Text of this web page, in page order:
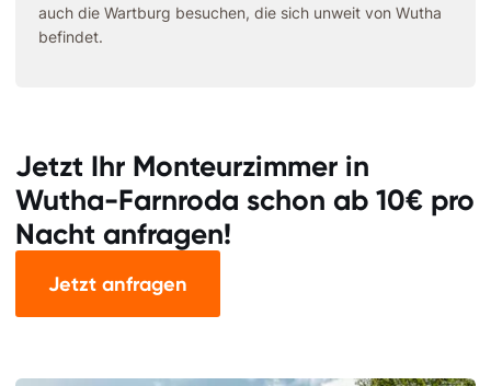
auch die Wartburg besuchen, die sich unweit von Wutha
befindet.
Jetzt Ihr Monteurzimmer in
Wutha-Farnroda schon ab 10€ pro
Nacht anfragen!
Jetzt anfragen